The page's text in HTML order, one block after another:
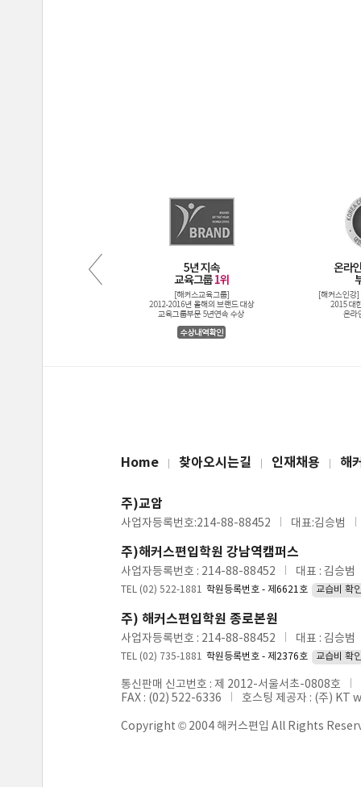
Home 찾아오시는길 인재채용 해
주)교암
사업자등록번호:214-88-88452 대표:김승범
주)해커스편입학원 강남역캠퍼스
사업자등록번호 : 214-88-88452 대표 : 김승범
TEL (02) 522-1881 학원등록번호 - 제6621호 교습비 확
주) 해커스편입학원 종로본원
사업자등록번호 : 214-88-88452 대표 : 김승범
TEL (02) 735-1881 학원등록번호 - 제2376호 교습비 확
통신판매 신고번호 : 제 2012-서울서초-0808호
FAX : (02) 522-6336
호스팅 제공자 : (주)
Copyright © 2004 해커스편입 All Rights